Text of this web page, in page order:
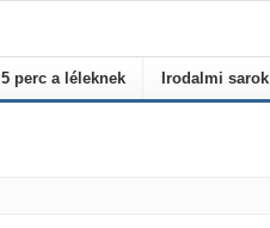
5 perc a léleknek Irodalmi sarok